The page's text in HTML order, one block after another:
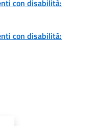
con disabilità:
con disabilità: